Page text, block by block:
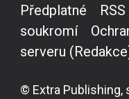
Předplatné RSS
soukromí
serveru
© Extra Publishing,